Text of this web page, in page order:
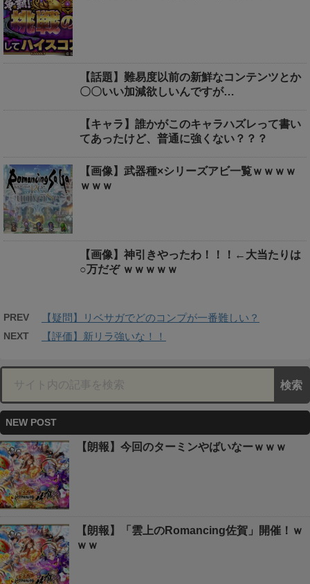
【話題】難易度以前の新鮮なコンテンツとか
〇〇いい加減欲しいんですが…
【キャラ】誰かがこのキャラハズレって書い
てあったけど、普通に強くない？？？
【画像】武器種×シリーズアビ一覧ｗｗｗｗ
ｗｗｗ
【画像】神引きやったわ！！！←大当たりは
○万だぞ ｗｗｗｗｗ
PREV 【疑問】リベサガでどのコンプが一番難しい？
NEXT 【評価】新リラ強いな！！
NEW POST
【朗報】今回のターミンやばいなーｗｗｗ
【朗報】「雲上のRomancing佐賀」開催！ｗ
ｗｗ